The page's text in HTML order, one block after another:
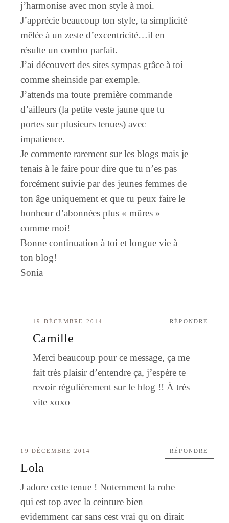
j’harmonise avec mon style à moi.
J’apprécie beaucoup ton style, ta simplicité
mêlée à un zeste d’excentricité…il en
résulte un combo parfait.
J’ai découvert des sites sympas grâce à toi
comme sheinside par exemple.
J’attends ma toute première commande
d’ailleurs (la petite veste jaune que tu
portes sur plusieurs tenues) avec
impatience.
Je commente rarement sur les blogs mais je
tenais à le faire pour dire que tu n’es pas
forcément suivie par des jeunes femmes de
ton âge uniquement et que tu peux faire le
bonheur d’abonnées plus « mûres »
comme moi!
Bonne continuation à toi et longue vie à
ton blog!
Sonia
19 DÉCEMBRE 2014
Camille
Merci beaucoup pour ce message, ça me
fait très plaisir d’entendre ça, j’espère te
revoir régulièrement sur le blog !! À très
vite xoxo
RÉPONDRE
19 DÉCEMBRE 2014
Lola
J adore cette tenue ! Notemment la robe
qui est top avec la ceinture bien
evidemment car sans cest vrai qu on dirait
RÉPONDRE